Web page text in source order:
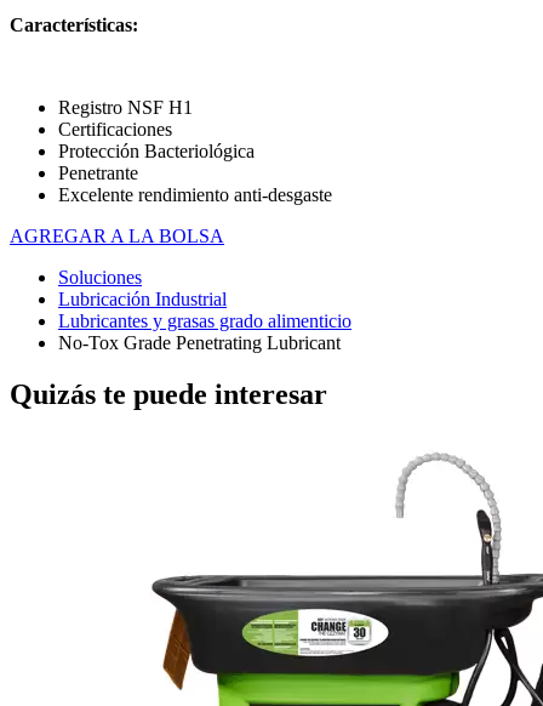
Características:
Registro NSF H1
Certificaciones
Protección Bacteriológica
Penetrante
Excelente rendimiento anti-desgaste
AGREGAR A LA BOLSA
Soluciones
Lubricación Industrial
Lubricantes y grasas grado alimenticio
No-Tox Grade Penetrating Lubricant
Quizás te puede interesar